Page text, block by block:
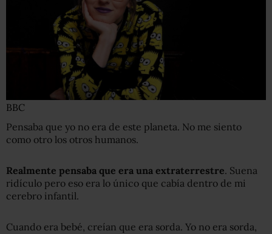
BBC
Pensaba que yo no era de este planeta. No me siento
como otro los otros humanos.
Realmente pensaba que era una extraterrestre. Suena
ridículo pero eso era lo único que cabía dentro de mi
cerebro infantil.
Cuando era bebé, creían que era sorda. Yo no era sorda,